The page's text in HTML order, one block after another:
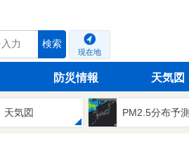
検索
現在地
防災情報 天気図
天気図 PM2.5分布予測